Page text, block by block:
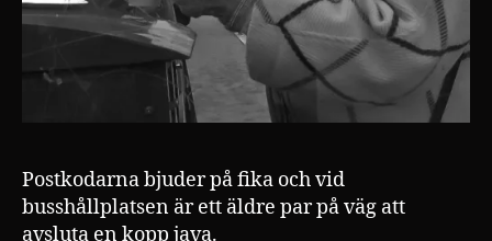
Postkodarna bjuder på fika och vid
busshållplatsen är ett äldre par på väg att
avsluta en kopp java.